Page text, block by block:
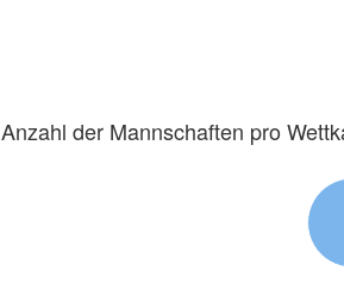
Anzahl der Mannschaften pro